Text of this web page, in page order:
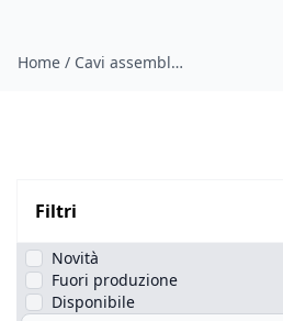
Home / Cavi assemblati per strumenti musicali
Filtri
Novità
Fuori produzione
Disponibile